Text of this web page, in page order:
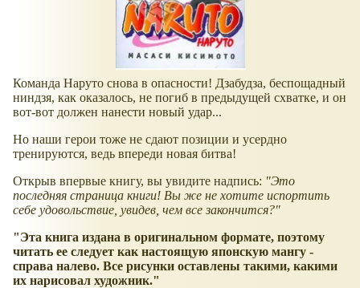
Команда Наруто снова в опасности! Дзабудза, беспощадный
ниндзя, как оказалось, не погиб в предыдущей схватке, и он
вот-вот должен нанести новый удар...
Но наши герои тоже не сдают позиции и усердно
тренируются, ведь впереди новая битва!
Открыв впервые книгу, вы увидите надпись: "Это
последняя страница книги! Вы же не хотите испортить
себе удовольствие, увидев, чем все закончится?"
"Эта книга издана в оригинальном формате, поэтому
читать ее следует как настоящую японскую мангу -
справа налево. Все рисунки оставлены такими, какими
их нарисовал художник."